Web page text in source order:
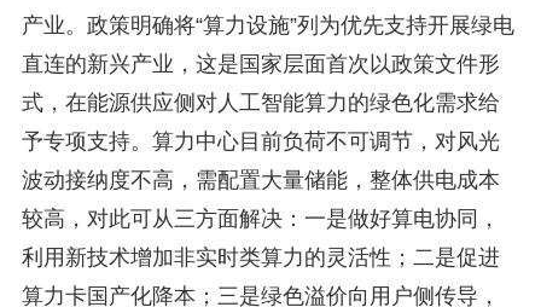
产业。政策明确将“算力设施”列为优先支持开展绿电
直连的新兴产业，这是国家层面首次以政策文件形
式，在能源供应侧对人工智能算力的绿色化需求给
予专项支持。算力中心目前负荷不可调节，对风光
波动接纳度不高，需配置大量储能，整体供电成本
较高，对此可从三方面解决：一是做好算电协同，
利用新技术增加非实时类算力的灵活性；二是促进
算力卡国产化降本；三是绿色溢价向用户侧传导，